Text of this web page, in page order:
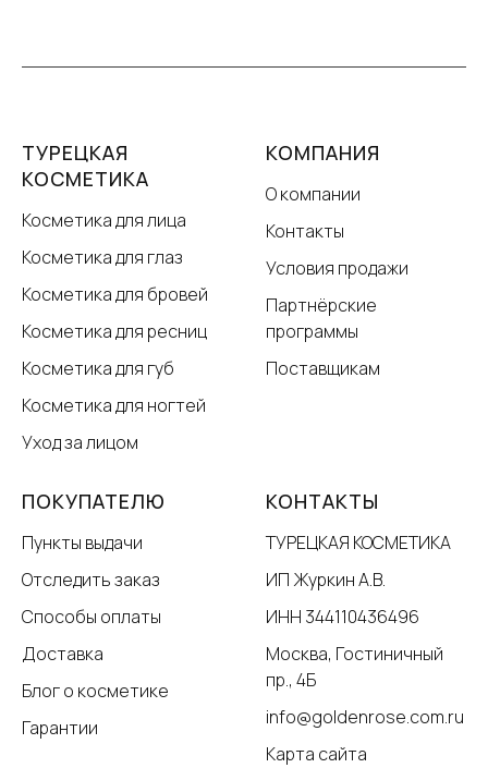
ТУРЕЦКАЯ
КОСМЕТИКА
Косметика для лица
Косметика для глаз
Косметика для бровей
Косметика для ресниц
Косметика для губ
Косметика для ногтей
Уход за лицом
КОМПАНИЯ
О компании
Контакты
Условия продажи
Партнёрские
программы
Поставщикам
ПОКУПАТЕЛЮ
Пункты выдачи
Отследить заказ
Способы оплаты
Доставка
Блог о косметике
Гарантии
КОНТАКТЫ
ТУРЕЦКАЯ КОСМЕТИКА
ИП Журкин А.В.
ИНН 344110436496
Москва, Гостиничный
пр., 4Б
info@goldenrose.com.ru
Карта сайта